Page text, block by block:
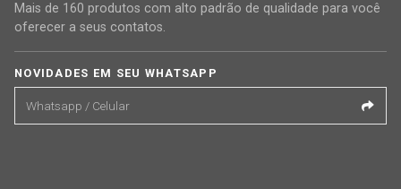
Mais de 160 produtos com alto padrão de qualidade para você
oferecer a seus contatos.
NOVIDADES EM SEU WHATSAPP